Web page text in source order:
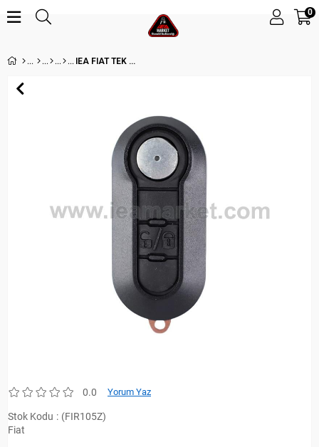
0
IEA FIAT TEK BUTON SUSTALI DOBLO-ALBEA (ZEDFULLE) 433MHZ ID48
0.0 Yorum Yaz
Stok Kodu
(FIR105Z)
Fiat